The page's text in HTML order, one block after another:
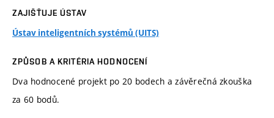
ZAJIŠŤUJE ÚSTAV
Ústav inteligentních systémů (UITS)
ZPŮSOB A KRITÉRIA HODNOCENÍ
Dva hodnocené projekt po 20 bodech a závěrečná zkouška
za 60 bodů.